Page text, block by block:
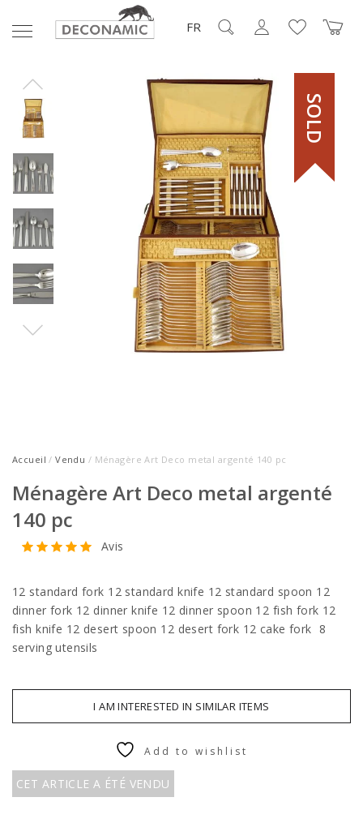
FR
SOLD
Accueil /Vendu / Ménagère Art Deco metal argenté 140 pc
Ménagère Art Deco metal argenté
140 pc
Avis
12 standard fork 12 standard knife 12 standard spoon 12
dinner fork 12 dinner knife 12 dinner spoon 12 fish fork 12
fish knife 12 desert spoon 12 desert fork 12 cake fork 8
serving utensils
I AM INTERESTED IN SIMILAR ITEMS
CET ARTICLE A ÉTÉ VENDU
Add to wishlist